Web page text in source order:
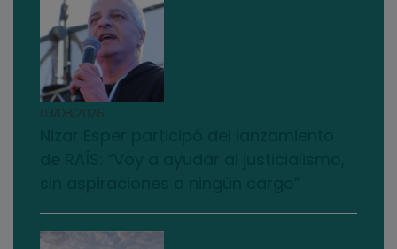
03/08/2026